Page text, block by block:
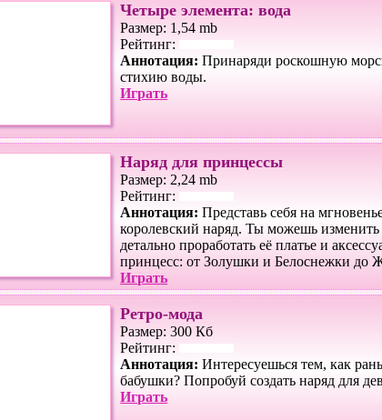
Четыре элемента: вода
Размер: 1,54 mb
Рейтинг:
Аннотация: Принаряди роскошную
стихию воды.
Играть
Наряд для принцессы
Размер: 2,24 mb
Рейтинг:
Аннотация: Представь себя на
королевский наряд. Ты можешь
детально проработать её платье и
принцесс: от Золушки и Белоснежки до
Играть
Ретро-мода
Размер: 300 Кб
Рейтинг:
Аннотация: Интересуешься тем, как
бабушки? Попробуй создать наряд для
Играть